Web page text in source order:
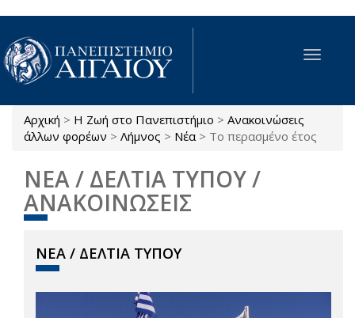
Παράκαμψη προς το κυρίως περιεχόμενο
Toggle
Είστε εδώ
Αρχική > Η Ζωή στο Πανεπιστήμιο > Ανακοινώσεις
άλλων φορέων > Λήμνος > Νέα > Το περασμένο έτος
ΝΕΑ / ΔΕΛΤΙΑ ΤΥΠΟΥ /
ΑΝΑΚΟΙΝΩΣΕΙΣ
ΝΕΑ / ΔΕΛΤΙΑ ΤΥΠΟΥ